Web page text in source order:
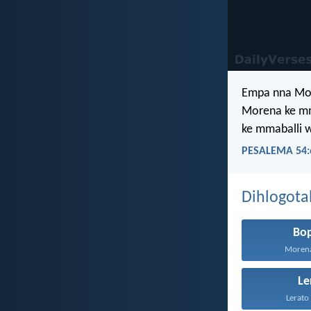
Empa nna
Morena ke
ke mmaballi
PESALEMA
Lerato